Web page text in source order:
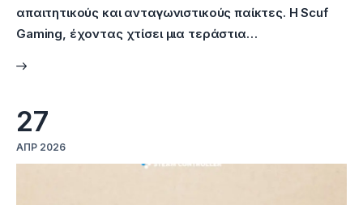
απαιτητικούς και ανταγωνιστικούς παίκτες. Η Scuf
Gaming, έχοντας χτίσει μια τεράστια…
27
ΑΠΡ 2026